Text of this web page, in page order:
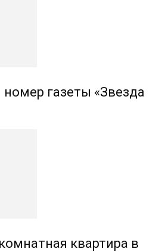
номер газеты «Звезда
квартира в